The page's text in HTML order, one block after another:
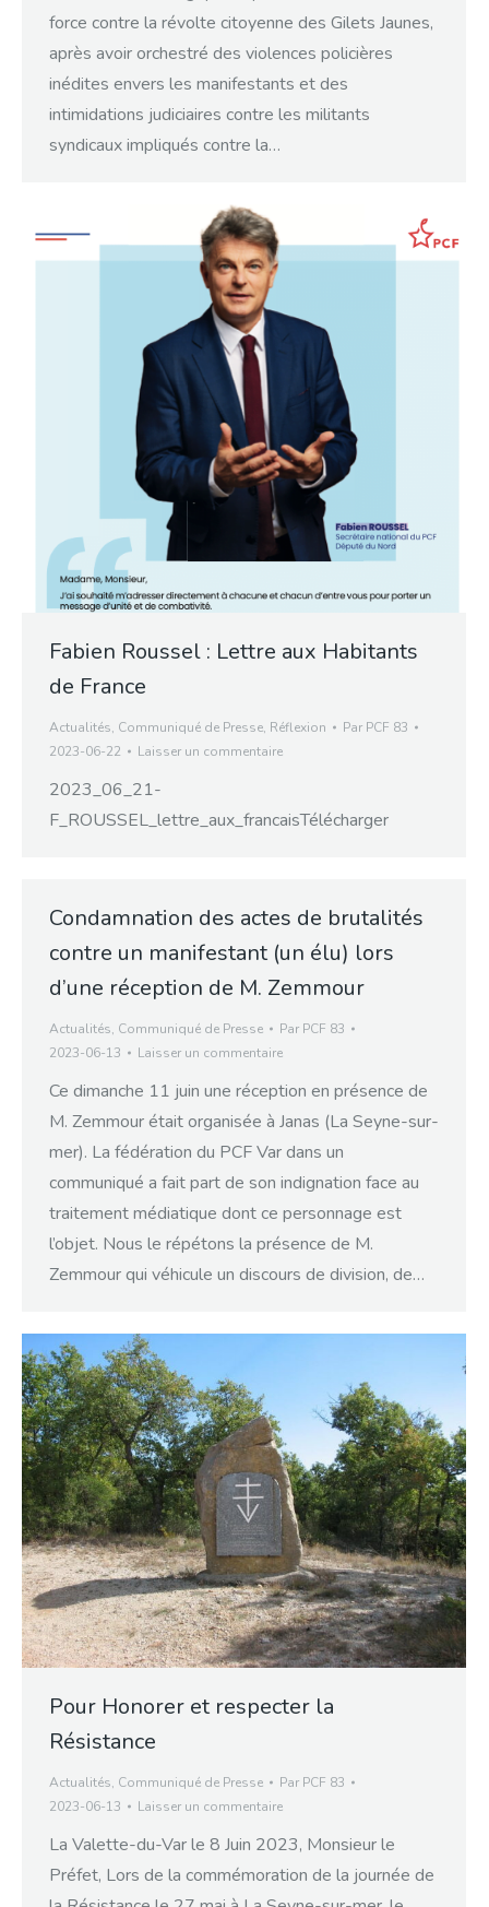
force contre la révolte citoyenne des Gilets Jaunes,
après avoir orchestré des violences policières
inédites envers les manifestants et des
intimidations judiciaires contre les militants
syndicaux impliqués contre la…
Fabien Roussel : Lettre aux Habitants
de France
Actualités, Communiqué de Presse, Réflexion Par PCF 83
2023-06-22
Laisser un commentaire
2023_06_21-
F_ROUSSEL_lettre_aux_francaisTélécharger
Condamnation des actes de brutalités
contre un manifestant (un élu) lors
d’une réception de M. Zemmour
Actualités, Communiqué de Presse Par PCF 83
2023-06-13
Laisser un commentaire
Ce dimanche 11 juin une réception en présence de
M. Zemmour était organisée à Janas (La Seyne-sur-
mer). La fédération du PCF Var dans un
communiqué a fait part de son indignation face au
traitement médiatique dont ce personnage est
l’objet. Nous le répétons la présence de M.
Zemmour qui véhicule un discours de division, de…
Pour Honorer et respecter la
Résistance
Actualités, Communiqué de Presse Par PCF 83
2023-06-13
Laisser un commentaire
La Valette-du-Var le 8 Juin 2023, Monsieur le
Préfet, Lors de la commémoration de la journée de